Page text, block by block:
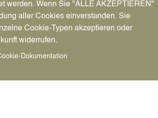
der Drogenhilfe Recklinghausen und
werden. Wenn Sie "ALLE AKZEPTIEREN"
aller Cookies einverstanden. Sie
Cookie-Typen akzeptieren oder
widerrufen.
Dokumentation